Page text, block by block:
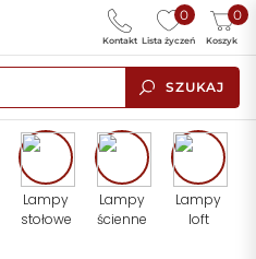
SZUKAJ
0
Lista życzeń
0
Koszyk
Kontakt
Lampy
stołowe
Lampy
ścienne
Lampy
loft